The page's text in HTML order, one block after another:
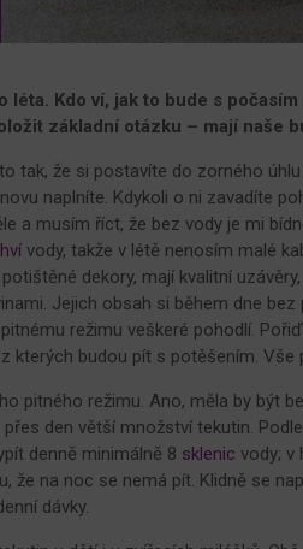
Kdo ví, jak to bude s
základní otázku – mají naše
tak, že si postavíte do zorného
naplníte. Kdykoli o ni zavadíte
a musím říct, že bez vody je mi
vody, takže v létě nenosím malé
dekory, mají kvalitní
Jejich obsah si během dne
režimu veškeré pohodlí.
kterých budou pít s potěšením. Vše
pitného režimu. Ano, měla by být
den větší množství tekutin.
denně minimálně 8 sklenic vody; v
že na noc se nemá pít. Klidně se
dávky.